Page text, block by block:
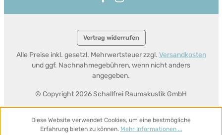
Vertrag widerrufen
© Copyright 2026 Schallfrei Raumakustik GmbH
Alle Preise inkl. gesetzl. Mehrwertsteuer zzgl. Versandkosten
und ggf. Nachnahmegebühren, wenn nicht anders
angegeben.
Diese Website verwendet Cookies, um eine bestmögliche
Erfahrung bieten zu können. Mehr Informationen ...